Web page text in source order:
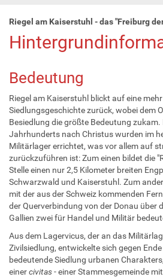
Riegel am Kaiserstuhl - das "Freiburg
Bedeutung
Riegel am Kaiserstuhl blickt auf eine
Siedlungsgeschichte zurück, wobei dem
Besiedlung die größte Bedeutung
Jahrhunderts nach Christus wurden im
Militärlager errichtet, was vor allem auf
zurückzuführen ist: Zum einen bildet die
Stelle einen nur 2,5 Kilometer breiten
Schwarzwald und Kaiserstuhl. Zum
mit der aus der Schweiz kommenden
der Querverbindung von der Donau über
Gallien zwei für Handel und Militär
Aus dem Lagervicus, der an das
Zivilsiedlung, entwickelte sich gegen
bedeutende Siedlung urbanen
einercivitas- einer Stammesgemeinde